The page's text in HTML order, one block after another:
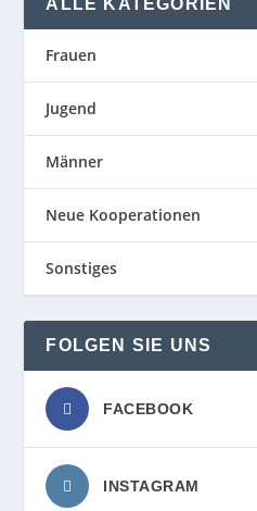
ALLE KATEGORIEN
Frauen
Jugend
Männer
Neue Kooperationen
Sonstiges
FOLGEN SIE UNS
FACEBOOK
INSTAGRAM